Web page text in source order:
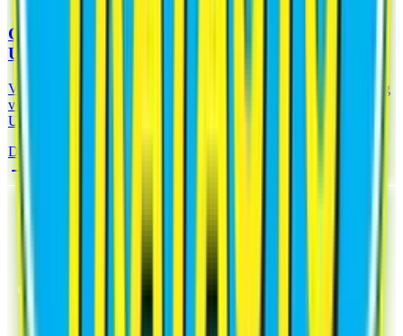
GETRIEBEÖL-ADDITIV FÜR AUTOMATIK -
UND HANDSCHALTGETRIEBE
Vollsynthetisches Produkt der neuesten Generation zur Behandlung
von Automatik – und Handschaltgetrieben, Zahnrad-,
Untersetzungs- und Differentialgetrieben
Datenblatt Analysieren